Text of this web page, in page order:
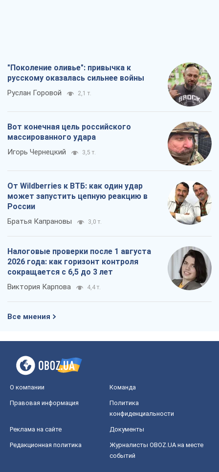
"Поколение оливье": привычка к
русскому оказалась сильнее войны
Руслан Горовой 2,1 т.
Вот конечная цель российского
массированного удара
Игорь Чернецкий 3,5 т.
От Wildberries к ВТБ: как один удар
может запустить цепную реакцию в
России
Братья Капрановы 3,0 т.
Налоговые проверки после 1 августа
2026 года: как горизонт контроля
сокращается с 6,5 до 3 лет
Виктория Карпова 4,4 т.
Все мнения
О компании Команда
Правовая информация
Политика
конфиденциальности
Реклама на сайте Документы
Редакционная политика
Журналисты OBOZ.UA на месте
событий